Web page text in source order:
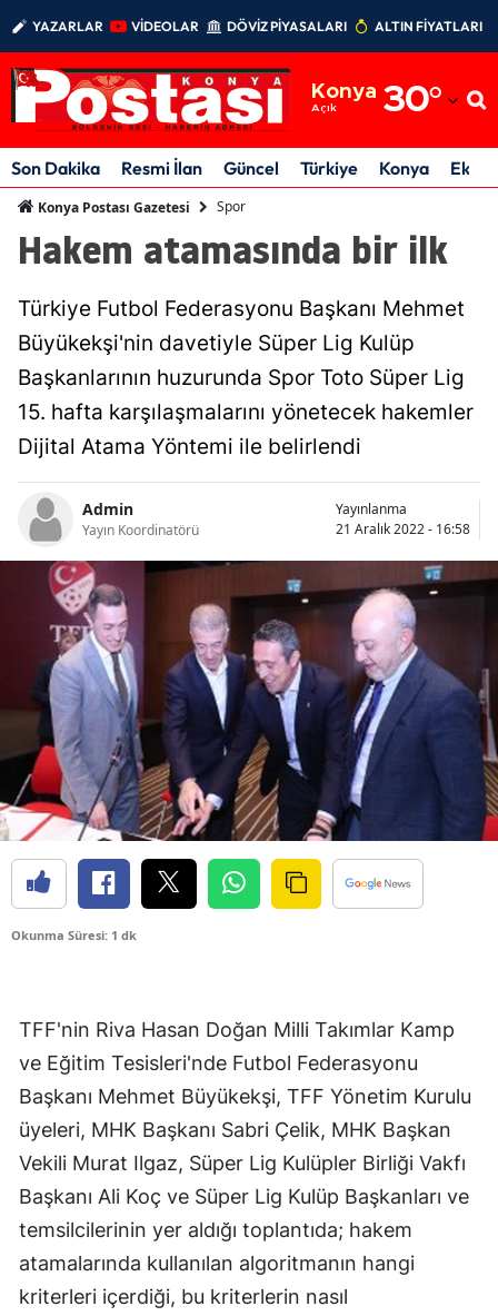
YAZARLAR VİDEOLAR DÖVİZ PİYASALARI ALTIN FİYATLARI
Konya
Açık 30°
Adıyaman
Afyonkarahisar
Amasya
Antalya
Artvin
Balıkesir
Bilecik
Bingöl
Bitlis
Bolu
Burdur
Bursa
Çanakkale
Çankırı
Çorum
Edirne
Elazığ
Erzurum
Eskişehir
Gaziantep
Giresun
Son Dakika Resmi İlan Güncel Türkiye Konya
Konya Postası Gazetesi Spor
Hakem atamasında bir ilk
Türkiye Futbol Federasyonu Başkanı Mehmet
Büyükekşi'nin davetiyle Süper Lig Kulüp
Başkanlarının huzurunda Spor Toto Süper Lig
15. hafta karşılaşmalarını yönetecek hakemler
Dijital Atama Yöntemi ile belirlendi
Admin
Yayın Koordinatörü
Yayınlanma
21 Aralık 2022 - 16:58
Okunma Süresi: 1 dk
TFF'nin Riva Hasan Doğan Milli Takımlar Kamp
ve Eğitim Tesisleri'nde Futbol Federasyonu
Başkanı Mehmet Büyükekşi, TFF Yönetim Kurulu
üyeleri, MHK Başkanı Sabri Çelik, MHK Başkan
Vekili Murat Ilgaz, Süper Lig Kulüpler Birliği Vakfı
Başkanı Ali Koç ve Süper Lig Kulüp Başkanları ve
temsilcilerinin yer aldığı toplantıda; hakem
atamalarında kullanılan algoritmanın hangi
kriterleri içerdiği, bu kriterlerin nasıl